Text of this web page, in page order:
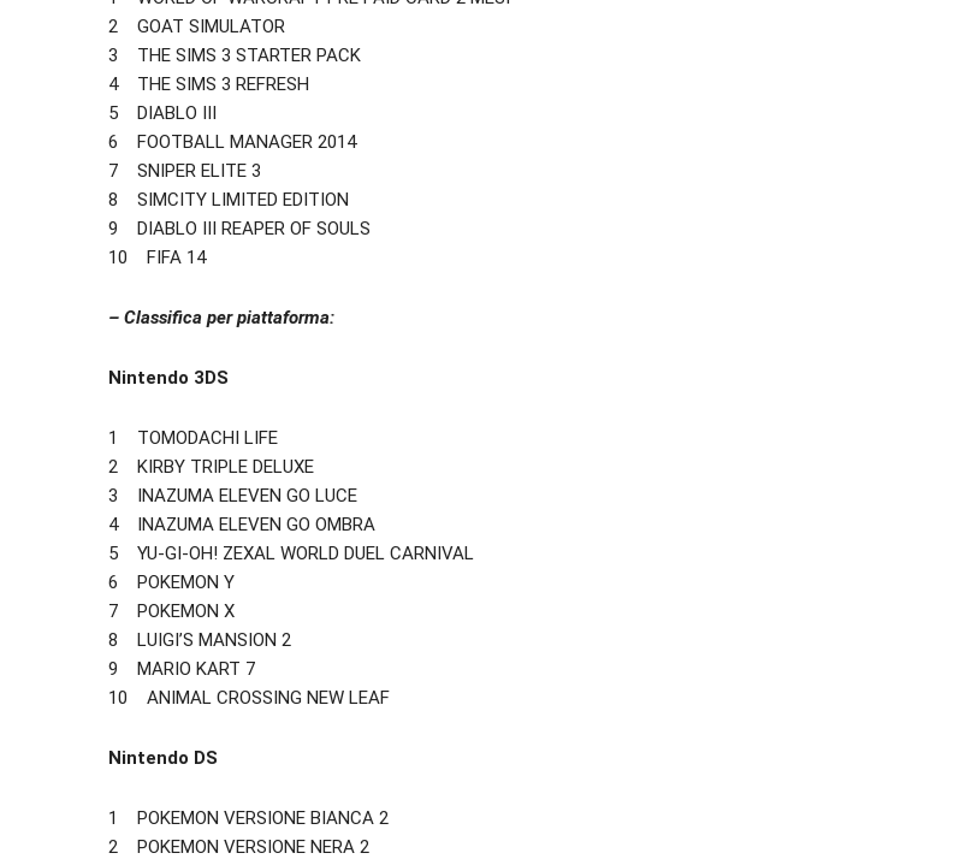
2 GOAT SIMULATOR
3 THE SIMS 3 STARTER PACK
4 THE SIMS 3 REFRESH
5 DIABLO III
6 FOOTBALL MANAGER 2014
7 SNIPER ELITE 3
8 SIMCITY LIMITED EDITION
9 DIABLO III REAPER OF SOULS
10 FIFA 14
– Classifica per piattaforma:
Nintendo 3DS
1 TOMODACHI LIFE
2 KIRBY TRIPLE DELUXE
3 INAZUMA ELEVEN GO LUCE
4 INAZUMA ELEVEN GO OMBRA
5 YU-GI-OH! ZEXAL WORLD DUEL CARNIVAL
6 POKEMON Y
7 POKEMON X
8 LUIGI’S MANSION 2
9 MARIO KART 7
10 ANIMAL CROSSING NEW LEAF
Nintendo DS
1 POKEMON VERSIONE BIANCA 2
2 POKEMON VERSIONE NERA 2